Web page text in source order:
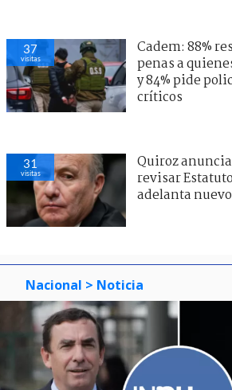
37
visitas
Cadem: 88%
penas a
y 84% pide
críticos
31
visitas
Quiroz
revisar
adelanta
Nacional > Noticia